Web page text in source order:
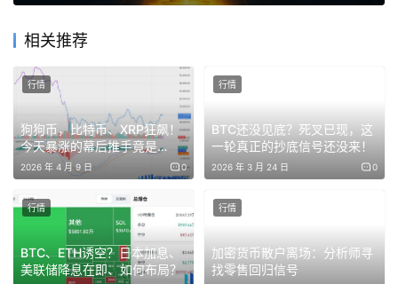
以太坊强势冲破4480-4490这个压力区间，之前底部横了
很久，现在也涨起来了并且日线横盘区的顶也突破了，那下
一个大的压力区间就是4630-4660了！
今晚会不会再来一波大的？别只当观
众，市场每天在筛人：有人被洗成韭
菜，有人靠一次正确的节奏把账户拉
相关推荐
狗狗币，比特币、XRP狂飙！
今天暴涨的幕后推手竟是…
2026 年 4 月 9 日 0
行情
BTC还没见底？死叉已现，这
一轮真正的抄底信号还没来！
2026 年 3 月 24 日 0
行情
BTC、ETH诱空？日本加息、
美联储降息在即、如何布局？
行情
加密货币散户离场：分析师寻
找零售回归信号
行情